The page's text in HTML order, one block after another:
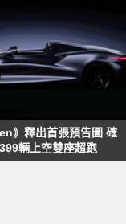
》釋出首張預告圖 確
輛上空雙座超跑